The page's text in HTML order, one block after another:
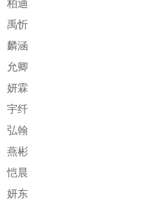
柏迪
禹忻
麟涵
允卿
妍霖
宇纤
弘翰
燕彬
恺晨
妍东